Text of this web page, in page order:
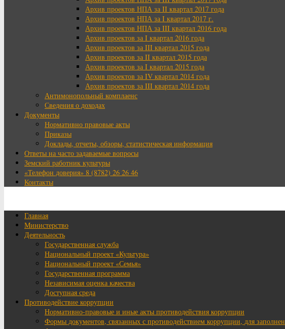
Архив проектов НПА за II квартал 2017 года
Архив проектов НПА за I квартал 2017 г.
Архив проектов НПА за III квартал 2016 года
Архив проектов за I квартал 2016 года
Архив проектов за III квартал 2015 года
Архив проектов за II квартал 2015 года
Архив проектов за I квартал 2015 года
Архив проектов за IV квартал 2014 года
Архив проектов за III квартал 2014 года
Антимонопольный комплаенс
Сведения о доходах
Документы
Нормативно правовые акты
Приказы
Доклады, отчеты, обзоры, статистическая информация
Ответы на часто задаваемые вопросы
Земский работник культуры
«Телефон доверия» 8 (8782) 26 26 46
Контакты
Главная
Министерство
Деятельность
Государственная служба
Национальный проект «Культура»
Национальный проект «Семья»
Государственная программа
Независимая оценка качества
Доступная среда
Противодействие коррупции
Нормативно-правовые и иные акты противодействия коррупции
Формы документов, связанных с противодействием коррупции, для